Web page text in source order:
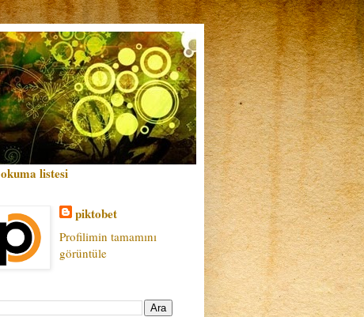
okuma listesi
piktobet
Profilimin tamamını
görüntüle